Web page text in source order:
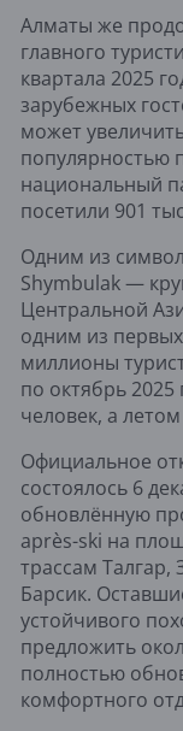
Алматы же
главного
квартала 2025
зарубежных
может
популярностью
национальный
посетили 901
Одним из
Shymbulak —
Центральной
одним из
миллионы
по октябрь
человек, а
Официальное
состоялось 6
обновлённую
après-ski на
трассам
Барсик.
устойчивого
предложить
полностью
комфортного